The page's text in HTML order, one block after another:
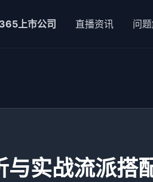
365上市公司 直播资讯 问
实战流派搭